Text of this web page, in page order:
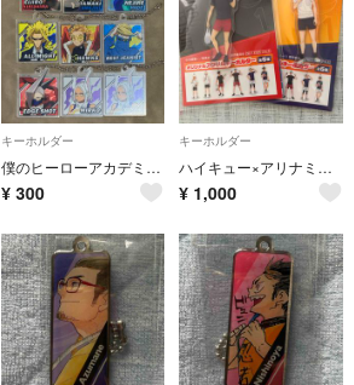
キーホルダー
僕のヒーローアカデミア アクリルキーホルダー キャラクターセレクトVol.1
¥ 300
キーホルダー
ハイキュー×アリナミン キーホルダーセット
¥ 1,000